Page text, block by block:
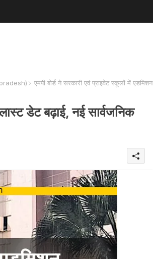
एमपी बोर्ड ने सरकारी एवं प्राइवेट स्कूलों में एडमिशन
डेट बढ़ाई, नई सार्वजनिक